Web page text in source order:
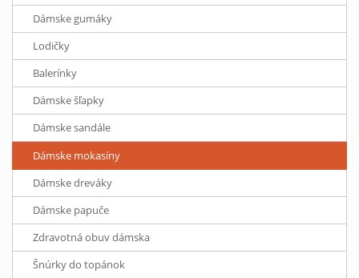
Dámske gumáky
Lodičky
Balerínky
Dámske šľapky
Dámske sandále
Dámske mokasíny
Dámske dreváky
Dámske papuče
Zdravotná obuv dámska
Šnúrky do topánok